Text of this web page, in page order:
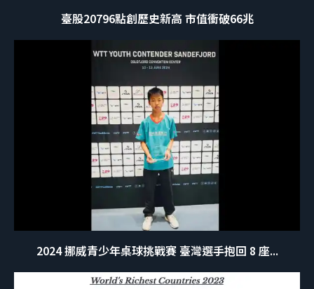
臺股20796點創歷史新高 市值衝破66兆
2024 挪威青少年桌球挑戰賽 臺灣選手抱回 8 座...